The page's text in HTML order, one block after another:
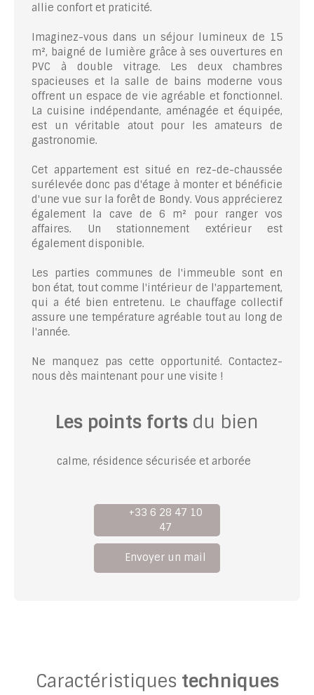
allie confort et praticité.
Imaginez-vous dans un séjour lumineux de 15
m², baigné de lumière grâce à ses ouvertures en
PVC à double vitrage. Les deux chambres
spacieuses et la salle de bains moderne vous
offrent un espace de vie agréable et fonctionnel.
La cuisine indépendante, aménagée et équipée,
est un véritable atout pour les amateurs de
gastronomie.
Cet appartement est situé en rez-de-chaussée
surélevée donc pas d'étage à monter et bénéficie
d'une vue sur la forêt de Bondy. Vous apprécierez
également la cave de 6 m² pour ranger vos
affaires. Un stationnement extérieur est
également disponible.
Les parties communes de l'immeuble sont en
bon état, tout comme l'intérieur de l'appartement,
qui a été bien entretenu. Le chauffage collectif
assure une température agréable tout au long de
l'année.
Ne manquez pas cette opportunité. Contactez-
nous dès maintenant pour une visite !
Les points forts du bien
calme, résidence sécurisée et arborée
+33 6 28 47 10
47
Envoyer un mail
Caractéristiques techniques